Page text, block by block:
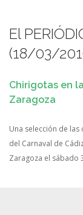
El
(18/03/
Chirigotas en
Zaragoza
Una selección de
del Carnaval de
Zaragoza el sábado